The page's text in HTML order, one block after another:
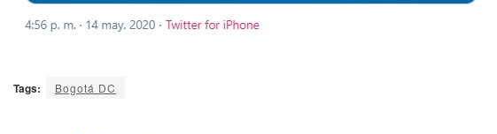
Tags: Bogotá DC